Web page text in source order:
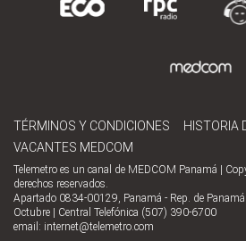
TÉRMINOS Y CONDICIONES
HISTORIA
VACANTES MEDCOM
Telemetro es un canal de MEDCOM Panamá |
derechos reservados.
Apartado 0834-00129, Panamá - Rep. de
Octubre | Central Telefónica (507) 390-6700
email: internet@telemetro.com